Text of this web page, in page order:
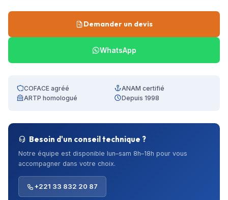
Demander un devis
WhatsApp
COFACE agréé
ANAM certifié
ARTP homologué
Depuis 1998
Besoin d'un conseil technique ?
Notre équipe est disponible lun–sam 8h–18h pour vous
accompagner dans votre choix.
+221 33 832 20 87